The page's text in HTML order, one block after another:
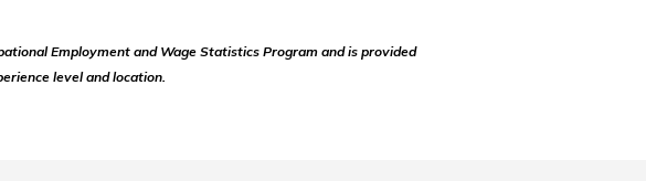
Employment and Wage Statistics Program and is provided
level and location.